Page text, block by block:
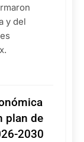
y del
plan de
2030